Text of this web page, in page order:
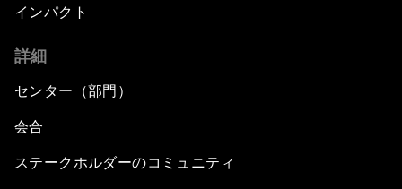
インパクト
詳細
センター（部門）
会合
ステークホルダーのコミュニティ